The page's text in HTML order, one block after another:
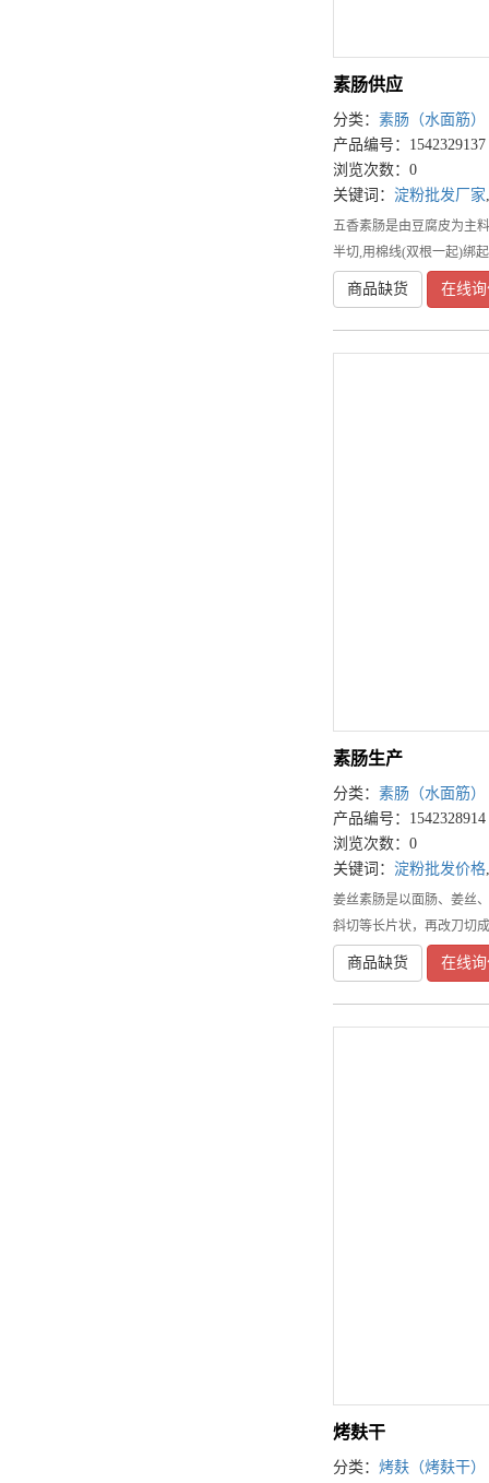
素肠供应
分类： 素肠（水面筋）
产品编号：1542329137
浏览次数：0
关键词： 淀粉批发厂家,
五香素肠是由豆腐皮为主
半切,用棉线(双根一起)绑
商品缺货 在线
素肠生产
分类： 素肠（水面筋）
产品编号：1542328914
浏览次数：0
关键词： 淀粉批发价格,
姜丝素肠是以面肠、姜丝
斜切等长片状，再改刀切
商品缺货 在线
烤麸干
分类： 烤麸（烤麸干）